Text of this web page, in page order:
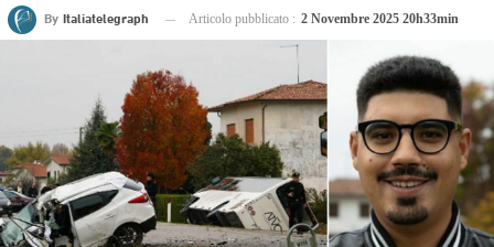
By Italiatelegraph Articolo pubblicato : 2 Novembre 2025 20h33min